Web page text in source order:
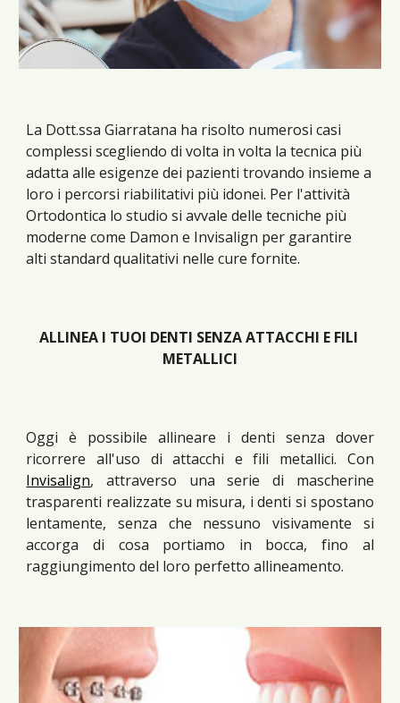
La Dott.ssa Giarratana ha risolto numerosi casi
complessi scegliendo di volta in volta la tecnica più
adatta alle esigenze dei pazienti trovando insieme a
loro i percorsi riabilitativi più idonei. Per l'attività
Ortodontica lo studio si avvale delle tecniche più
moderne come Damon e Invisalign per garantire
alti standard qualitativi nelle cure fornite.
ALLINEA I TUOI DENTI SENZA ATTACCHI E FILI
METALLICI
Oggi è possibile allineare i denti senza dover
ricorrere all'uso di attacchi e fili metallici. Con
Invisalign, attraverso una serie di mascherine
trasparenti realizzate su misura, i denti si spostano
lentamente, senza che nessuno visivamente si
accorga di cosa portiamo in bocca, fino al
raggiungimento del loro perfetto allineamento.